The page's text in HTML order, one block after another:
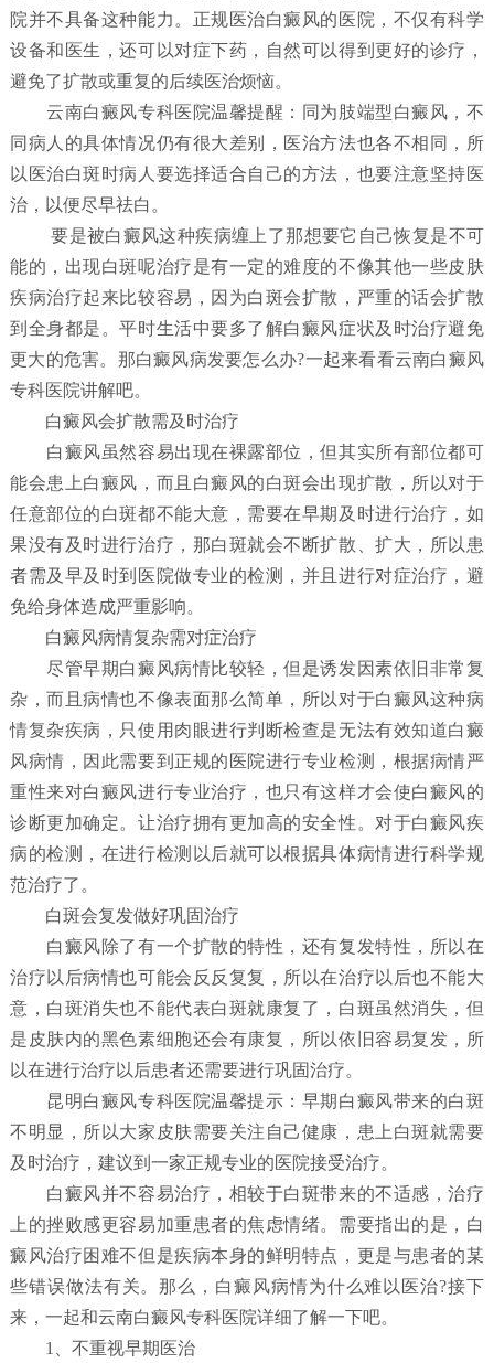
院并不具备这种能力。正规医治白癜风的医院，不仅有科学
设备和医生，还可以对症下药，自然可以得到更好的诊疗，
避免了扩散或重复的后续医治烦恼。
云南白癜风专科医院温馨提醒：同为肢端型白癜风，不
同病人的具体情况仍有很大差别，医治方法也各不相同，所
以医治白斑时病人要选择适合自己的方法，也要注意坚持医
治，以便尽早祛白。
要是被白癜风这种疾病缠上了那想要它自己恢复是不可
能的，出现白斑呢治疗是有一定的难度的不像其他一些皮肤
疾病治疗起来比较容易，因为白斑会扩散，严重的话会扩散
到全身都是。平时生活中要多了解白癜风症状及时治疗避免
更大的危害。那白癜风病发要怎么办?一起来看看云南白癜风
专科医院讲解吧。
白癜风会扩散需及时治疗
白癜风虽然容易出现在裸露部位，但其实所有部位都可
能会患上白癜风，而且白癜风的白斑会出现扩散，所以对于
任意部位的白斑都不能大意，需要在早期及时进行治疗，如
果没有及时进行治疗，那白斑就会不断扩散、扩大，所以患
者需及早及时到医院做专业的检测，并且进行对症治疗，避
免给身体造成严重影响。
白癜风病情复杂需对症治疗
尽管早期白癜风病情比较轻，但是诱发因素依旧非常复
杂，而且病情也不像表面那么简单，所以对于白癜风这种病
情复杂疾病，只使用肉眼进行判断检查是无法有效知道白癜
风病情，因此需要到正规的医院进行专业检测，根据病情严
重性来对白癜风进行专业治疗，也只有这样才会使白癜风的
诊断更加确定。让治疗拥有更加高的安全性。对于白癜风疾
病的检测，在进行检测以后就可以根据具体病情进行科学规
范治疗了。
白斑会复发做好巩固治疗
白癜风除了有一个扩散的特性，还有复发特性，所以在
治疗以后病情也可能会反反复复，所以在治疗以后也不能大
意，白斑消失也不能代表白斑就康复了，白斑虽然消失，但
是皮肤内的黑色素细胞还会有康复，所以依旧容易复发，所
以在进行治疗以后患者还需要进行巩固治疗。
昆明白癜风专科医院温馨提示：早期白癜风带来的白斑
不明显，所以大家皮肤需要关注自己健康，患上白斑就需要
及时治疗，建议到一家正规专业的医院接受治疗。
白癜风并不容易治疗，相较于白斑带来的不适感，治疗
上的挫败感更容易加重患者的焦虑情绪。需要指出的是，白
癜风治疗困难不但是疾病本身的鲜明特点，更是与患者的某
些错误做法有关。那么，白癜风病情为什么难以医治?接下
来，一起和云南白癜风专科医院详细了解一下吧。
1、不重视早期医治